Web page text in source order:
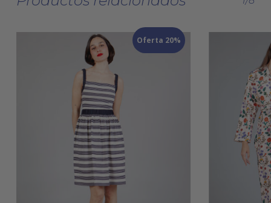
Oferta 20%